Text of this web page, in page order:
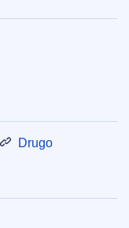
Drugo